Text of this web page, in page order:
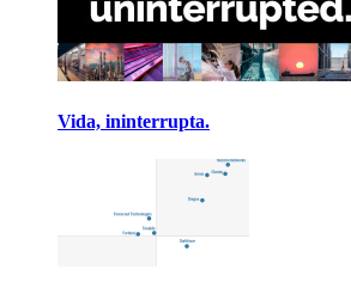
Vida, ininterrupta.